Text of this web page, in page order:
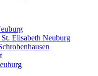
Elisabeth Neuburg